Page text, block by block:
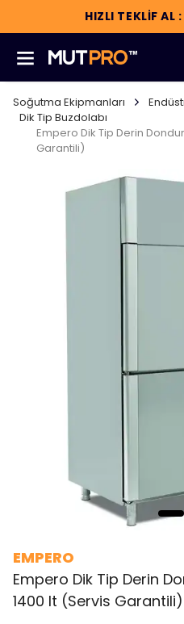
HIZLI TEKLİF
Soğutma Ekipmanları
Dik Tip Buzdolabı
Empero Dik Tip Derin
Garantili)
EMPERO
Empero Dik Tip Derin
1400 lt (Servis Garantili)